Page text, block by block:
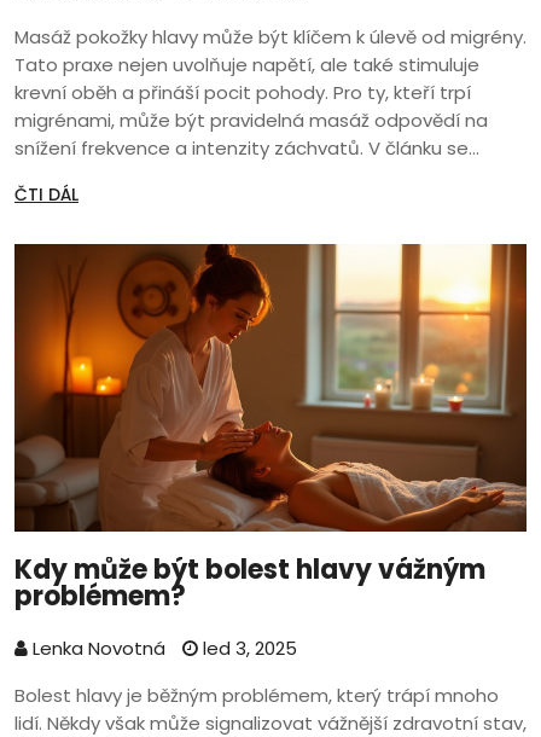
Masáž pokožky hlavy může být klíčem k úlevě od migrény.
Tato praxe nejen uvolňuje napětí, ale také stimuluje
krevní oběh a přináší pocit pohody. Pro ty, kteří trpí
migrénami, může být pravidelná masáž odpovědí na
snížení frekvence a intenzity záchvatů. V článku se
a proč je tak účinná.
ČTI DÁL
Kdy může být bolest hlavy vážným
problémem?
Lenka Novotná
led 3, 2025
Bolest hlavy je běžným problémem, který trápí mnoho
lidí. Někdy však může signalizovat vážnější zdravotní stav,